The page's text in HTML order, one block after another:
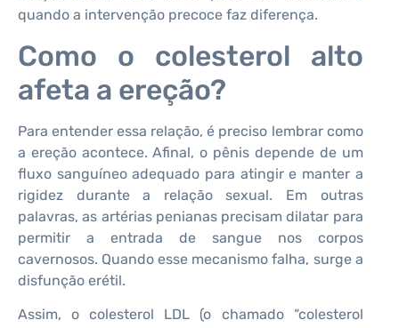
quando a intervenção precoce faz diferença.
Como o colesterol alto
afeta a ereção?
Para entender essa relação, é preciso lembrar como
a ereção acontece. Afinal, o pênis depende de um
fluxo sanguíneo adequado para atingir e manter a
rigidez durante a relação sexual. Em outras
palavras, as artérias penianas precisam dilatar para
permitir a entrada de sangue nos corpos
cavernosos. Quando esse mecanismo falha, surge a
disfunção erétil.
Assim, o colesterol LDL (o chamado “colesterol